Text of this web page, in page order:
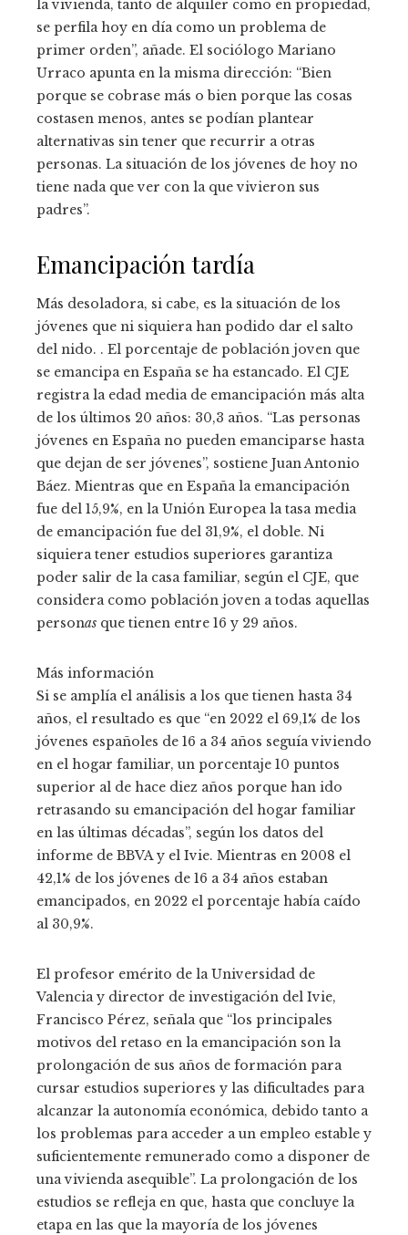
la vivienda, tanto de alquiler como en propiedad,
se perfila hoy en día como un problema de
primer orden”, añade. El sociólogo Mariano
Urraco apunta en la misma dirección: “Bien
porque se cobrase más o bien porque las cosas
costasen menos, antes se podían plantear
alternativas sin tener que recurrir a otras
personas. La situación de los jóvenes de hoy no
tiene nada que ver con la que vivieron sus
padres”.
Emancipación tardía
Más desoladora, si cabe, es la situación de los
jóvenes que ni siquiera han podido dar el salto
del nido. . El porcentaje de población joven que
se emancipa en España se ha estancado. El CJE
registra la edad media de emancipación más alta
de los últimos 20 años: 30,3 años. “Las personas
jóvenes en España no pueden emanciparse hasta
que dejan de ser jóvenes”, sostiene Juan Antonio
Báez. Mientras que en España la emancipación
fue del 15,9%, en la Unión Europea la tasa media
de emancipación fue del 31,9%, el doble. Ni
siquiera tener estudios superiores garantiza
poder salir de la casa familiar, según el CJE, que
considera como población joven a todas aquellas
personas que tienen entre 16 y 29 años.
Más información
Si se amplía el análisis a los que tienen hasta 34
años, el resultado es que “en 2022 el 69,1% de los
jóvenes españoles de 16 a 34 años seguía viviendo
en el hogar familiar, un porcentaje 10 puntos
superior al de hace diez años porque han ido
retrasando su emancipación del hogar familiar
en las últimas décadas”, según los datos del
informe de BBVA y el Ivie. Mientras en 2008 el
42,1% de los jóvenes de 16 a 34 años estaban
emancipados, en 2022 el porcentaje había caído
al 30,9%.
El profesor emérito de la Universidad de
Valencia y director de investigación del Ivie,
Francisco Pérez, señala que “los principales
motivos del retaso en la emancipación son la
prolongación de sus años de formación para
cursar estudios superiores y las dificultades para
alcanzar la autonomía económica, debido tanto a
los problemas para acceder a un empleo estable y
suficientemente remunerado como a disponer de
una vivienda asequible”. La prolongación de los
estudios se refleja en que, hasta que concluye la
etapa en las que la mayoría de los jóvenes